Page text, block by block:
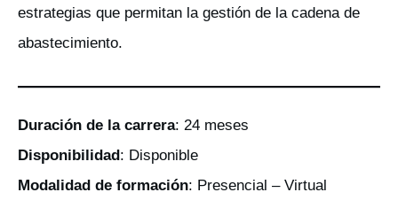
estrategias que permitan la gestión de la cadena de
abastecimiento.
Duración de la carrera: 24 meses
Disponibilidad : Disponible
Modalidad de formación: Presencial – Virtual